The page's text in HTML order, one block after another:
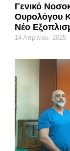
Γενικό
Ουρολόγου
Νέο
14 Απριλίου, 2025